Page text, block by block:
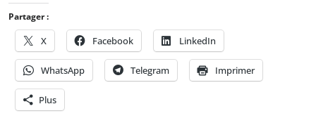
Partager :
X Facebook LinkedIn
WhatsApp Telegram Imprimer
Plus